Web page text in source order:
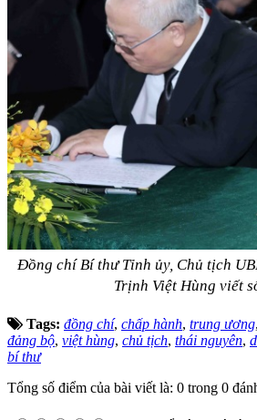
Đồng chí Bí thư Tỉnh ủy, Chủ tịch
Trịnh Việt Hùng viết
Tags: đồng chí, chấp hành, trung ương,
đảng bộ, việt hùng, chủ tịch, thái nguyên,
bí thư
Tổng số điểm của bài viết là: 0 trong 0